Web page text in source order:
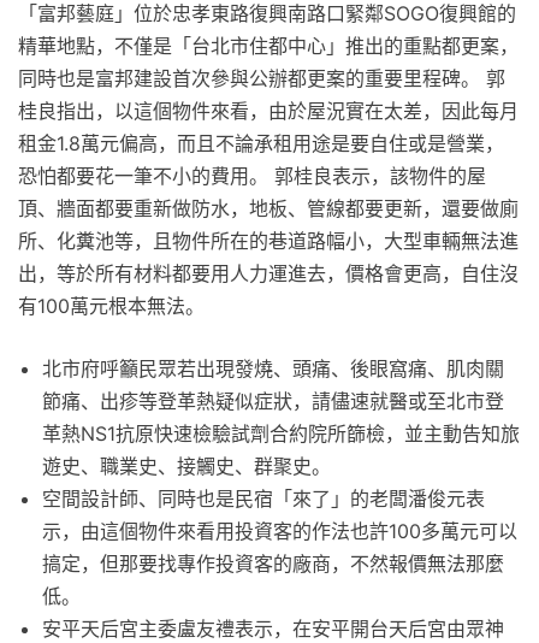
「富邦藝庭」位於忠孝東路復興南路口緊鄰SOGO復興館的
精華地點，不僅是「台北市住都中心」推出的重點都更案，
同時也是富邦建設首次參與公辦都更案的重要里程碑。 郭
桂良指出，以這個物件來看，由於屋況實在太差，因此每月
租金1.8萬元偏高，而且不論承租用途是要自住或是營業，
恐怕都要花一筆不小的費用。 郭桂良表示，該物件的屋
頂、牆面都要重新做防水，地板、管線都要更新，還要做廁
所、化糞池等，且物件所在的巷道路幅小，大型車輛無法進
出，等於所有材料都要用人力運進去，價格會更高，自住沒
有100萬元根本無法。
北市府呼籲民眾若出現發燒、頭痛、後眼窩痛、肌肉關
節痛、出疹等登革熱疑似症狀，請儘速就醫或至北市登
革熱NS1抗原快速檢驗試劑合約院所篩檢，並主動告知旅
遊史、職業史、接觸史、群聚史。
空間設計師、同時也是民宿「來了」的老闆潘俊元表
示，由這個物件來看用投資客的作法也許100多萬元可以
搞定，但那要找專作投資客的廠商，不然報價無法那麼
低。
安平天后宮主委盧友禮表示，在安平開台天后宮由眾神